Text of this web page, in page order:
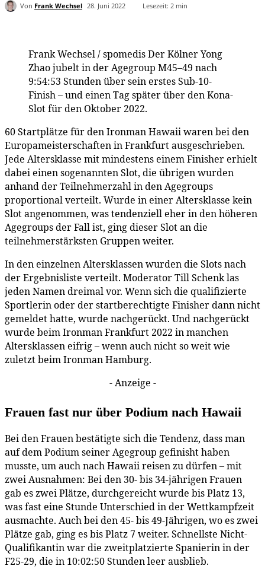
Von Frank Wechsel 28. Juni 2022 Lesezeit: 2 min
Frank Wechsel / spomedisDer Kölner Yong
Zhao jubelt in der Agegroup M45–49 nach
9:54:53 Stunden über sein erstes Sub-10-
Finish – und einen Tag später über den Kona-
Slot für den Oktober 2022.
60 Startplätze für den Ironman Hawaii waren bei den
Europameisterschaften in Frankfurt ausgeschrieben.
Jede Altersklasse mit mindestens einem Finisher erhielt
dabei einen sogenannten Slot, die übrigen wurden
anhand der Teilnehmerzahl in den Agegroups
proportional verteilt. Wurde in einer Altersklasse kein
Slot angenommen, was tendenziell eher in den höheren
Agegroups der Fall ist, ging dieser Slot an die
teilnehmerstärksten Gruppen weiter.
In den einzelnen Altersklassen wurden die Slots nach
der Ergebnisliste verteilt. Moderator Till Schenk las
jeden Namen dreimal vor. Wenn sich die qualifizierte
Sportlerin oder der startberechtigte Finisher dann nicht
gemeldet hatte, wurde nachgerückt. Und nachgerückt
wurde beim Ironman Frankfurt 2022 in manchen
Altersklassen eifrig – wenn auch nicht so weit wie
zuletzt beim Ironman Hamburg.
- Anzeige -
Frauen fast nur über Podium nach Hawaii
Bei den Frauen bestätigte sich die Tendenz, dass man
auf dem Podium seiner Agegroup gefinisht haben
musste, um auch nach Hawaii reisen zu dürfen – mit
zwei Ausnahmen: Bei den 30- bis 34-jährigen Frauen
gab es zwei Plätze, durchgereicht wurde bis Platz 13,
was fast eine Stunde Unterschied in der Wettkampfzeit
ausmachte. Auch bei den 45- bis 49-Jährigen, wo es zwei
Plätze gab, ging es bis Platz 7 weiter. Schnellste Nicht-
Qualifikantin war die zweitplatzierte Spanierin in der
F25-29, die in 10:02:50 Stunden leer ausblieb.